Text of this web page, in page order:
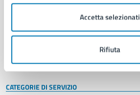
Accetta selezionati
Rifiuta
Enti e fondazioni
Personale amministrativo
Intranet, posta aziendale e protocollo
CATEGORIE DI SERVIZIO